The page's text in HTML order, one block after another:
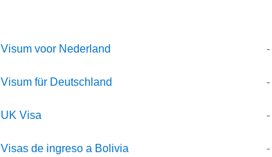
Visum voor Nederland -
Visum für Deutschland -
UK Visa -
Visas de ingreso a Bolivia -